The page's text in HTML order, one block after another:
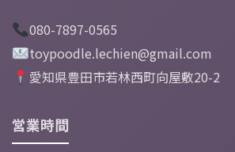
080-7897-0565
toypoodle.lechien@gmail.com
愛知県豊田市若林西町向屋敷20-2
営業時間